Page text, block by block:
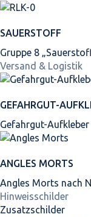
SAUERSTOFF
Gruppe 8
Versand & Logistik
GEFAHRGUT-
Gefahrgut-
ANGLES MORTS
Angles Morts nach
Hinweisschilder
Zusatzschilder